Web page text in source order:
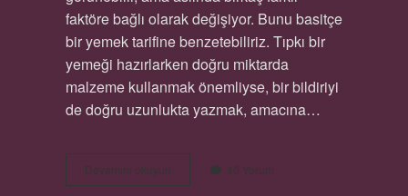
faktöre bağlı olarak değişiyor. Bunu basitçe
bir yemek tarifine benzetebiliriz. Tıpkı bir
yemeği hazırlarken doğru miktarda
malzeme kullanmak önemliyse, bir bildiriyi
de doğru uzunlukta yazmak, amacına…
Devamını okuyunTam
metin
10 Yorum